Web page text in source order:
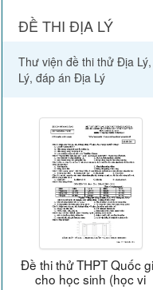
ĐỀ THI ĐỊA LÝ
Thư viện đề thi thử Địa
Lý, đáp án Địa Lý
Đề thi thử THPT Quốc
cho học sinh (học vi